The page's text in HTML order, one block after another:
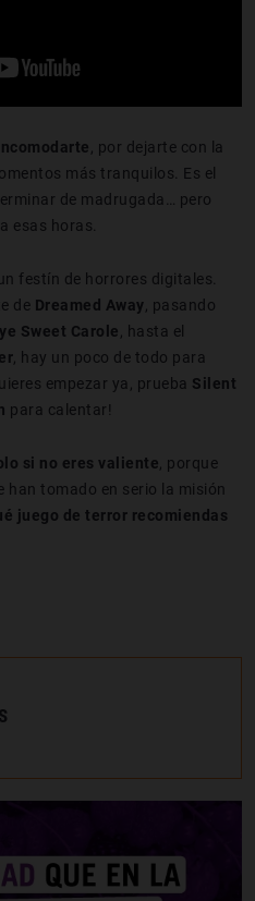
, por dejarte con la
más tranquilos. Es el
de madrugada… pero
esas horas.
festín de horrores digitales.
de Dreamed Away, pasando
Sweet Carole, hasta el
, hay un poco de todo para
empezar ya, prueba Silent
para calentar!
si no eres valiente, porque
han tomado en serio la misión
juego de terror recomiendas